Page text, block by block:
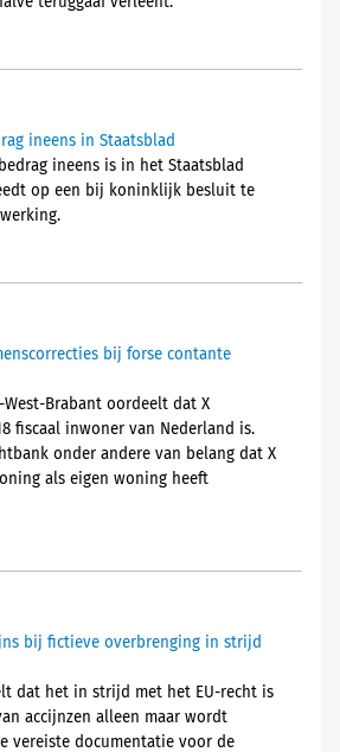
ineens in Staatsblad
ineens is in het Staatsblad
op een bij koninklijk besluit te
bij forse contante
West-Brabant oordeelt dat X
fiscaal inwoner van Nederland is.
onder andere van belang dat X
als eigen woning heeft
bij fictieve overbrenging in strijd
dat het in strijd met het EU-recht is
accijnzen alleen maar wordt
vereiste documentatie voor de